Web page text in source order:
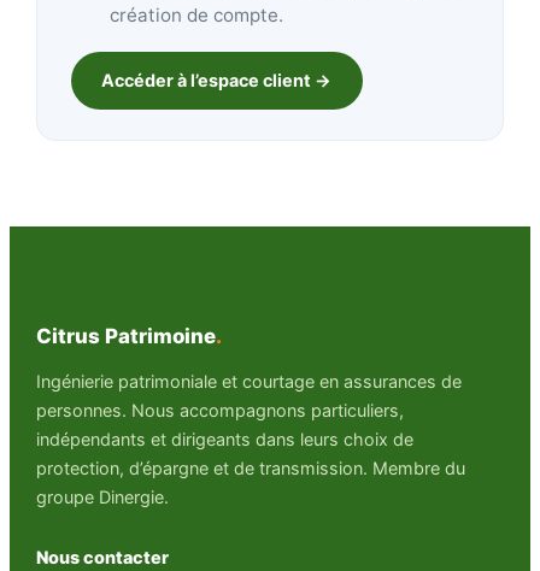
création de compte.
Accéder à l’espace client →
Citrus Patrimoine.
Ingénierie patrimoniale et courtage en assurances de
personnes. Nous accompagnons particuliers,
indépendants et dirigeants dans leurs choix de
protection, d’épargne et de transmission. Membre du
groupe Dinergie.
Nous contacter